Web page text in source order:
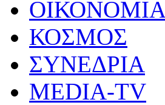
ΟΙΚΟΝΟΜΙΑ
ΚΟΣΜΟΣ
ΣΥΝΕΔΡΙΑ
MEDIA-TV